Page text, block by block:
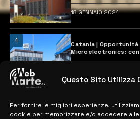
Questo Sito Utilizza
Per fornire le migliori esperienze,
cookie per memorizzare e/o accedere
18 GENNAIO 2024
4
Catania | Opportunità
Microelectronics:
previste
MAPPA DEL SITO